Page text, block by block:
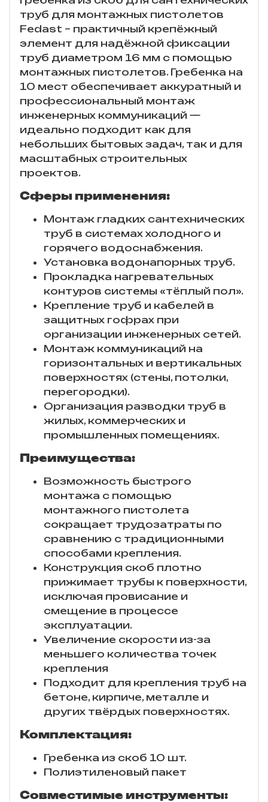
труб для монтажных пистолетов
Fedast – практичный крепёжный
элемент для надёжной фиксации
труб диаметром 16 мм с помощью
монтажных пистолетов. Гребенка на
10 мест обеспечивает аккуратный и
профессиональный монтаж
инженерных коммуникаций —
идеально подходит как для
небольших бытовых задач, так и для
масштабных строительных
проектов.
Сферы применения:
Монтаж гладких сантехнических
труб в системах холодного и
горячего водоснабжения.
Установка водонапорных труб.
Прокладка нагревательных
контуров системы «тёплый пол».
Крепление труб и кабелей в
защитных гофрах при
организации инженерных сетей.
Монтаж коммуникаций на
горизонтальных и вертикальных
поверхностях (стены, потолки,
перегородки).
Организация разводки труб в
жилых, коммерческих и
промышленных помещениях.
Преимущества:
Возможность быстрого
монтажа с помощью
монтажного пистолета
сокращает трудозатраты по
сравнению с традиционными
способами крепления.
Конструкция скоб плотно
прижимает трубы к поверхности,
исключая провисание и
смещение в процессе
эксплуатации.
Увеличение скорости из-за
меньшего количества точек
крепления
Подходит для крепления труб на
бетоне, кирпиче, металле и
других твёрдых поверхностях.
Комплектация:
Гребенка из скоб 10 шт.
Полиэтиленовый пакет
Совместимые инструменты: